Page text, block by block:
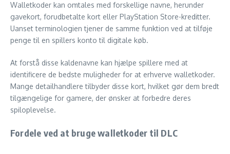
Walletkoder kan omtales med forskellige navne, herunder
gavekort, forudbetalte kort eller PlayStation Store-kreditter.
Uanset terminologien tjener de samme funktion ved at tilføje
penge til en spillers konto til digitale køb.
At forstå disse kaldenavne kan hjælpe spillere med at
identificere de bedste muligheder for at erhverve walletkoder.
Mange detailhandlere tilbyder disse kort, hvilket gør dem bredt
tilgængelige for gamere, der ønsker at forbedre deres
spiloplevelse.
Fordele ved at bruge walletkoder til DLC